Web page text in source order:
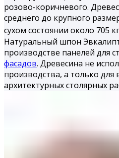
розово-коричневого.
среднего до крупного
сухом состоянии около 705
Натуральный шпон
производстве панелей для
фасадов. Древесина не
производства, а только для
архитектурных столярных